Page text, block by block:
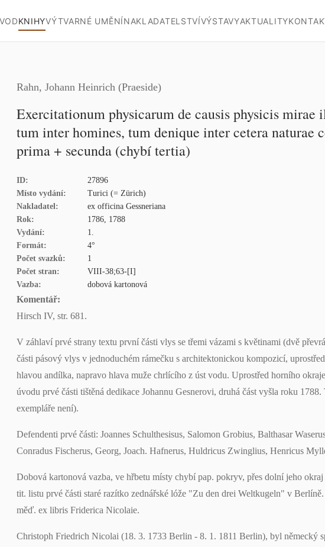
KNIHYVÝTVARNÉ UMĚNÍNAKLADATELSTVÍVÝSTAVYAKTUALITY
Rahn, Johann Heinrich (Praeside)
Exercitationum physicarum de causis physicis
tum inter homines, tum denique inter cetera naturae
prima + secunda (chybí tertia)
ID:
27896
Místo vydání:
Turici (= Zürich)
Nakladatel:
ex officina Gessneriana
Rok:
1786, 1788
Vydání:
1.
Formát:
4°
Počet svazků:
1
Počet stran:
VIII-38;63-[I]
Vazba:
dobová kartonová
Komentář:
Hirsch IV, str. 681.
V záhlaví prvé strany textu první části vlys se třemi vázami s květinami (dvě
části pásový vlys v jednoduchém rámečku s architektonickou kompozicí,
hlavou andílka, napravo hlava muže chrlícího z úst vodu. Uprostřed horního
úvodu prvé části tištěná dedikace Johannu Gesnerovi, druhá část vyšla roku
exempláře není).
Defendenti prvé části: Joannes Schulthesisus, Salomon Grobius, Balthasar
Conradus Fischerus, Georg, Joach. Hafnerus, Huldricus Zwinglius, Henricus
Dobová kartonová vazba, ve hřbetu místy chybí pap. pokryv, přes dolní jeho
tit. listu prvé části staré razítko zednářské lóže "Zu den drei Weltkugeln" v
měď. ex libris Friderica Nicolaie.
Christoph Friedrich Nicolai (18. 3. 1733 Berlin - 8. 1. 1811 Berlin), byl německý